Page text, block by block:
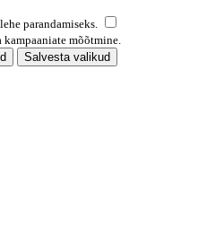
parandamiseks.
mõõtmine.
Salvesta valikud